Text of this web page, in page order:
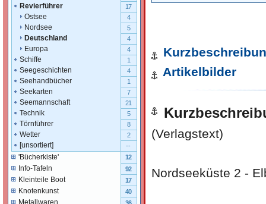
Artikelbilder
(Verlagstext)
Nordseeküste 2 -
Revierführer 17
Ostsee 4
Nordsee 5
Deutschland 4
Europa 4
Schiffe 1
Seegeschichten 4
Seehandbücher 1
Seekarten 7
Seemannschaft 21
Technik 5
Törnführer 8
Wetter 2
[unsortiert] --
'Bücherkiste' 12
Info-Tafeln 92
Kleinteile Boot 17
Knotenkunst 40
Metallwaren